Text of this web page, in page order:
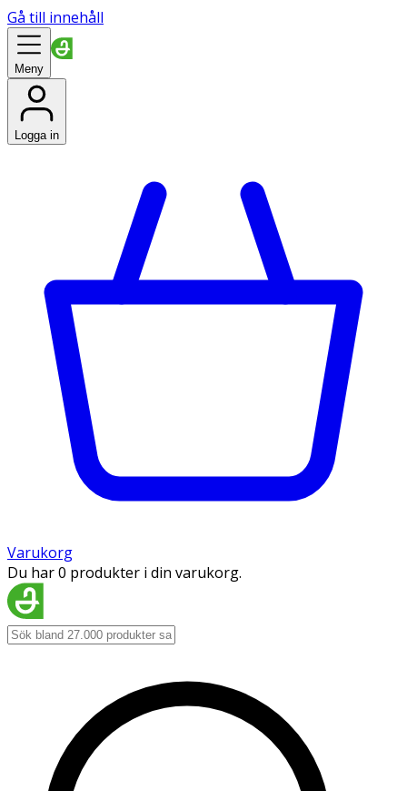
Gå till innehåll
Meny
Logga in
Varukorg
Du har 0 produkter i din varukorg.